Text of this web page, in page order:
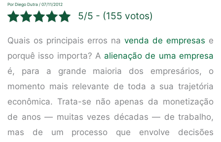
Por Diego Dutra / 07/11/2012
5/5 - (155 votos)
Quais os principais erros na venda de empresas e
porquê isso importa? A alienação de uma empresa
é, para a grande maioria dos empresários, o
momento mais relevante de toda a sua trajetória
econômica. Trata-se não apenas da monetização
de anos — muitas vezes décadas — de trabalho,
mas de um processo que envolve decisões